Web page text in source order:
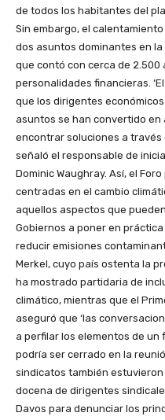
de todos los habitantes del
Sin embargo, el
dos asuntos dominantes en
que contó con cerca de
personalidades financieras.
que los dirigentes
asuntos se han convertido en
encontrar soluciones a través
señaló el responsable de
Dominic Waughray. Así, el
centradas en el cambio
aquellos aspectos que
Gobiernos a poner en
reducir emisiones
Merkel, cuyo país ostenta la
ha mostrado partidaria de
climático, mientras que el
aseguró que ‘las
a perfilar los elementos de
podría ser cerrado en la
sindicatos también
docena de dirigentes
Davos para denunciar los